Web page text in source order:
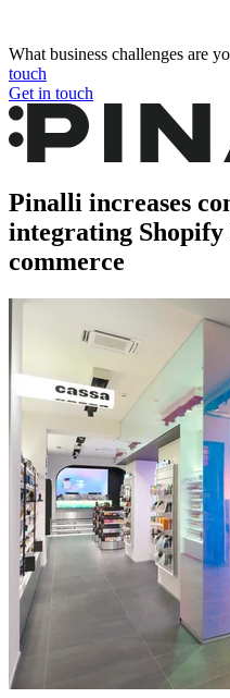
What business challenges are
touch
Get in touch
Pinalli increases
integrating
commerce